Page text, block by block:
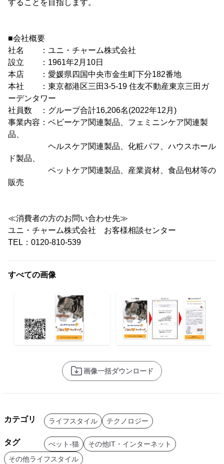
することを目指します。
■会社概要
社名 ：ユニ・チャーム株式会社
設立 ：1961年2月10日
本店 ：愛媛県四国中央市金生町下分182番地
本社 ：東京都港区三田3-5-19 住友不動産東京三田ガ
ーデンタワー
社員数 ：グループ合計16,206名(2022年12月)
事業内容：ベビーケア関連製品、フェミニンケア関連製
品、
ヘルスケア関連製品、化粧パフ、ハウスホール
ド製品、
ペットケア関連製品、産業資材、食品包材等の
販売
≪消費者の方のお問い合わせ先≫
ユニ・チャーム株式会社 お客様相談センター
TEL：0120-810-539
すべての画像
画像一括ダウンロード
カテゴリ ライフスタイル テクノロジー
タグ ぺット-猫
その他IT・インターネット
その他ライフスタイル